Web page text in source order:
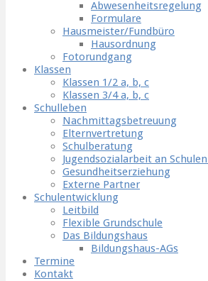
Abwesenheitsregelung
Formulare
Hausmeister/Fundbüro
Hausordnung
Fotorundgang
Klassen
Klassen 1/2 a, b, c
Klassen 3/4 a, b, c
Schulleben
Nachmittagsbetreuung
Elternvertretung
Schulberatung
Jugendsozialarbeit an Schulen
Gesundheitserziehung
Externe Partner
Schulentwicklung
Leitbild
Flexible Grundschule
Das Bildungshaus
Bildungshaus-AGs
Termine
Kontakt